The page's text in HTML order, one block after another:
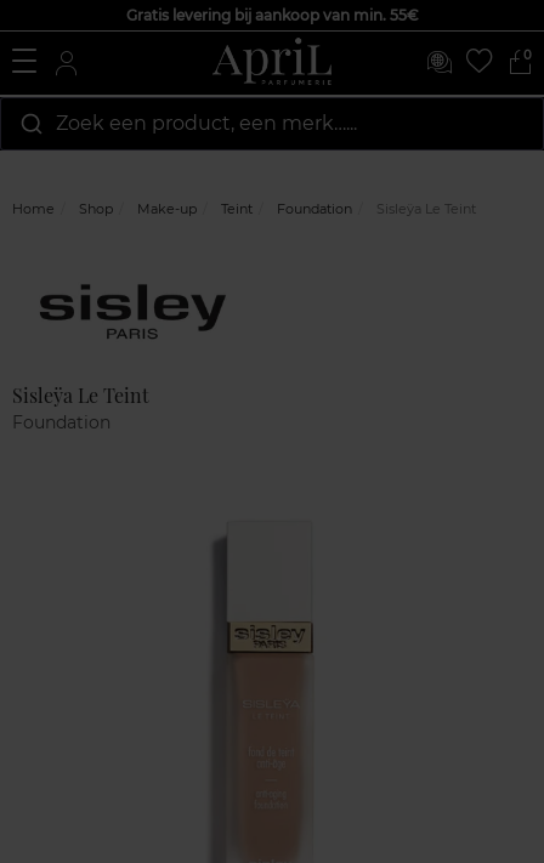
Gratis levering bij aankoop van min. 55€
0
Zoek een product, een merk…...
Home Shop Make-up Teint Foundation Sisleÿa Le Teint
Sisleÿa Le Teint
Foundation